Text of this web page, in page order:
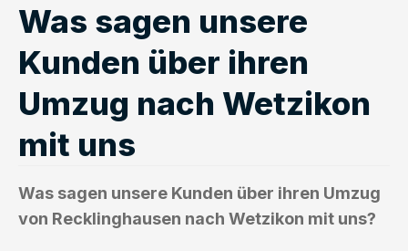
Was sagen unsere
Kunden über ihren
Umzug nach Wetzikon
mit uns
Was sagen unsere Kunden über ihren Umzug
von Recklinghausen nach Wetzikon mit uns?